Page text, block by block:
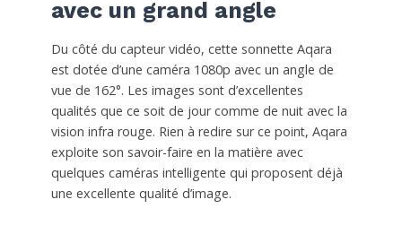
avec un grand angle
Du côté du capteur vidéo, cette sonnette Aqara
est dotée d’une caméra 1080p avec un angle de
vue de 162°. Les images sont d’excellentes
qualités que ce soit de jour comme de nuit avec la
vision infra rouge. Rien à redire sur ce point, Aqara
exploite son savoir-faire en la matière avec
quelques caméras intelligente qui proposent déjà
une excellente qualité d’image.